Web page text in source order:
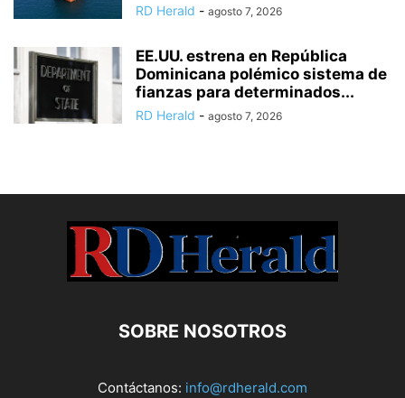
RD Herald - agosto 7, 2026
EE.UU. estrena en República
Dominicana polémico sistema de
fianzas para determinados...
RD Herald - agosto 7, 2026
SOBRE NOSOTROS
Contáctanos: info@rdherald.com